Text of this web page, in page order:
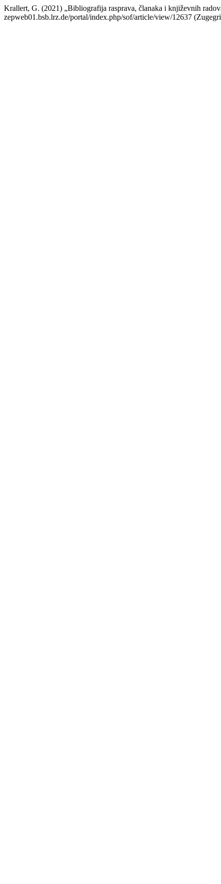
Krallert, G. (2021) „Bibliografija rasprava, članaka i književnih
zepweb01.bsb.lrz.de/portal/index.php/sof/article/view/12637